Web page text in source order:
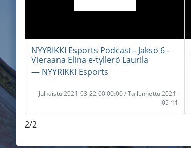
NYYRIKKI Esports Podcast - Jakso 6 -
Vieraana Elina e-tyllerö Laurila
― NYYRIKKI Esports
Julkaistu 2021-03-22 00:00:00 / Tallennettu 2021-
05-11
2/2